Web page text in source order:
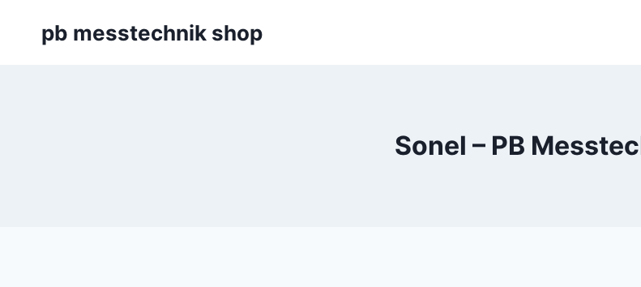
pb messtechnik shop
Sonel – PB